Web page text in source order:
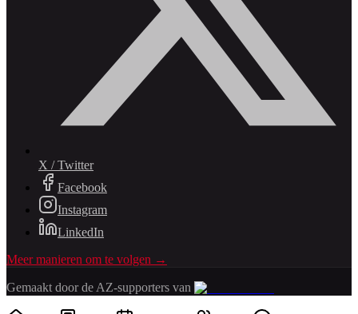
X / Twitter
Facebook
Instagram
LinkedIn
Meer manieren om te volgen →
Gemaakt door de AZ-supporters van